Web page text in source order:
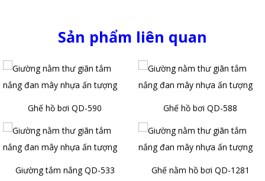
Sản phẩm liên quan
Ghế hồ bơi QD-590 Ghế hồ bơi QD-588
Giường tắm nắng QD-533 Ghế nằm hồ bơi QD-1281